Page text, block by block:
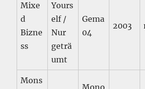
Mixe
d
Bizne
ss
Yours
elf /
Nur
geträ
umt
Gema
04
2003
Mons